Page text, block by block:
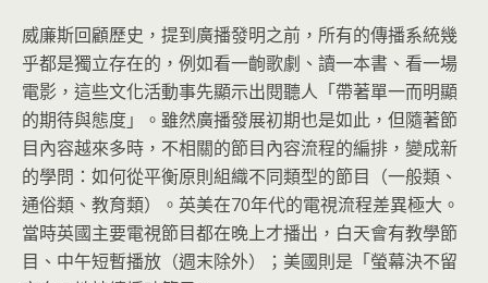
威廉斯回顧歷史，提到廣播發明之前，所有的傳播系統幾
乎都是獨立存在的，例如看一齣歌劇、讀一本書、看一場
電影，這些文化活動事先顯示出閱聽人「帶著單一而明顯
的期待與態度」。雖然廣播發展初期也是如此，但隨著節
目內容越來多時，不相關的節目內容流程的編排，變成新
的學問：如何從平衡原則組織不同類型的節目（一般類、
通俗類、教育類）。英美在70年代的電視流程差異極大。
當時英國主要電視節目都在晚上才播出，白天會有教學節
目、中午短暫播放（週末除外）；美國則是「螢幕決不留